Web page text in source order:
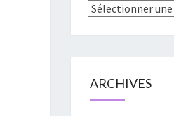
Catégories
ARCHIVES